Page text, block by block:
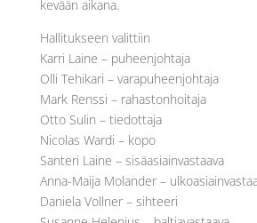
kevään aikana.
Hallitukseen valittiin
Karri Laine – puheenjohtaja
Olli Tehikari – varapuheenjohtaja
Mark Renssi – rahastonhoitaja
Otto Sulin – tiedottaja
Nicolas Wardi – kopo
Santeri Laine – sisäasiainvastaava
Anna-Maija Molander –
Daniela Vollner – sihteeri